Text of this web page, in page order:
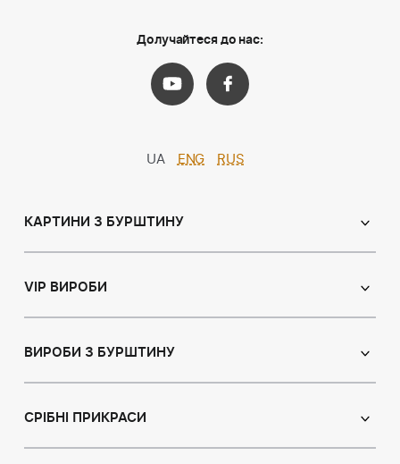
Долучайтеся до нас:
UA ENG RUS
КАРТИНИ З БУРШТИНУ
Іменні ікони
Натюрморт
Мисливська тема
VIP ВИРОБИ
Ікони з пластин
ВИРОБИ З БУРШТИНУ
Браслети
СРІБНІ ПРИКРАСИ